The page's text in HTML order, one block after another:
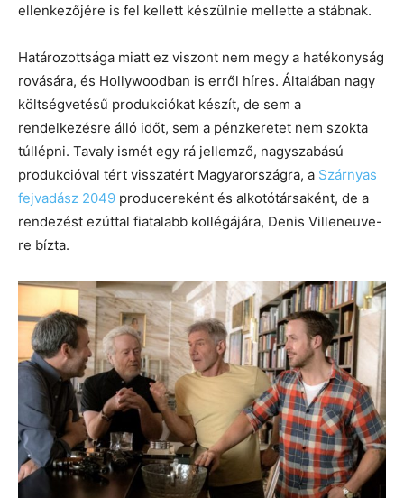
ellenkezőjére is fel kellett készülnie mellette a stábnak.
Határozottsága miatt ez viszont nem megy a hatékonyság
rovására, és Hollywoodban is erről híres. Általában nagy
költségvetésű produkciókat készít, de sem a
rendelkezésre álló időt, sem a pénzkeretet nem szokta
túllépni. Tavaly ismét egy rá jellemző, nagyszabású
produkcióval tért visszatért Magyarországra, a Szárnyas
fejvadász 2049 producereként és alkotótársaként, de a
rendezést ezúttal fiatalabb kollégájára, Denis Villeneuve-
re bízta.